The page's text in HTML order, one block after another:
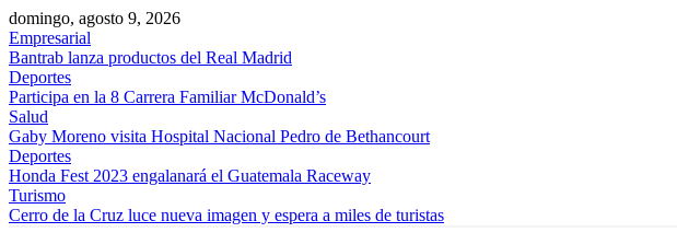
domingo, agosto 9, 2026
Empresarial
Bantrab lanza productos del Real Madrid
Deportes
Participa en la 8 Carrera Familiar McDonald’s
Salud
Gaby Moreno visita Hospital Nacional Pedro de Bethancourt
Deportes
Honda Fest 2023 engalanará el Guatemala Raceway
Turismo
Cerro de la Cruz luce nueva imagen y espera a miles de turistas